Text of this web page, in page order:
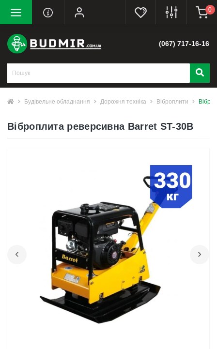
0
(067) 717-16-16
Будівельне обладнання Дорожня техніка Віброплити
Віброплита реверсивна Barret ST-30В
‹ ›